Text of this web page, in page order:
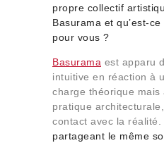
propre collectif
Basurama et qu’est-
pour vous ?
Basurama est apparu
intuitive en réaction à
charge théorique mais
pratique
contact avec la réalité.
partageant le même